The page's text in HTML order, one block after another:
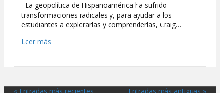
La geopolítica de Hispanoamérica ha sufrido
transformaciones radicales y, para ayudar a los
estudiantes a explorarlas y comprenderlas, Craig…
Leer más
« Entradas más recientes Entradas más antiguas »